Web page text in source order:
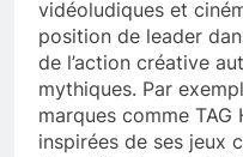
vidéoludiques et
position de leader
de l’action créative
mythiques. Par
marques comme
inspirées de ses jeux